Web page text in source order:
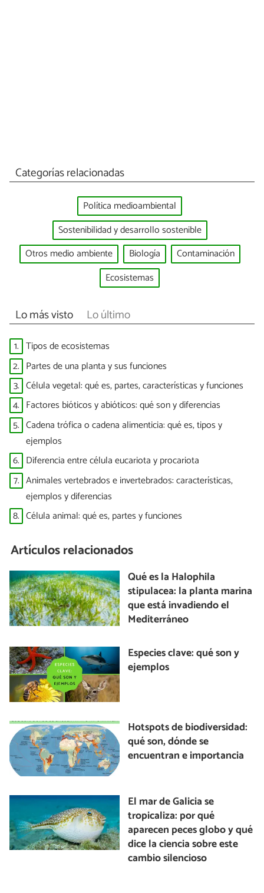
Categorías relacionadas
Política medioambiental
Sostenibilidad y desarrollo sostenible
Otros medio ambiente
Biología
Contaminación
Ecosistemas
Lo más visto Lo último
1. Tipos de ecosistemas
2. Partes de una planta y sus funciones
3. Célula vegetal: qué es, partes, características y funciones
4. Factores bióticos y abióticos: qué son y diferencias
5. Cadena trófica o cadena alimenticia: qué es, tipos y
ejemplos
6. Diferencia entre célula eucariota y procariota
7. Animales vertebrados e invertebrados: características,
ejemplos y diferencias
8. Célula animal: qué es, partes y funciones
Artículos relacionados
Qué es la Halophila
stipulacea: la planta marina
que está invadiendo el
Mediterráneo
Especies clave: qué son y
ejemplos
Hotspots de biodiversidad:
qué son, dónde se
encuentran e importancia
El mar de Galicia se
tropicaliza: por qué
aparecen peces globo y qué
dice la ciencia sobre este
cambio silencioso